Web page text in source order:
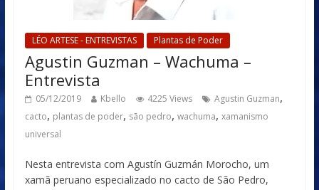
LÉO ARTESE - ENTREVISTAS Plantas de Poder
Agustin Guzman – Wachuma –
Entrevista
05/12/2019 Kbello 4225 Views Agustin Guzman,
cacto, plantas de poder, são pedro, wachuma, xamanismo
universal
Nesta entrevista com Agustín Guzmán Morocho, um
xamã peruano especializado no cacto de São Pedro,